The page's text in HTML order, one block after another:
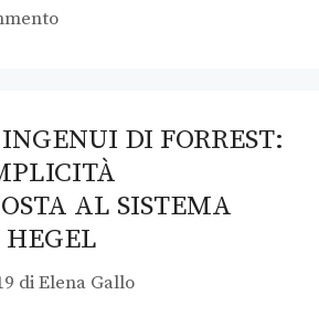
DI FORREST:
AL SISTEMA
diElena Gallo